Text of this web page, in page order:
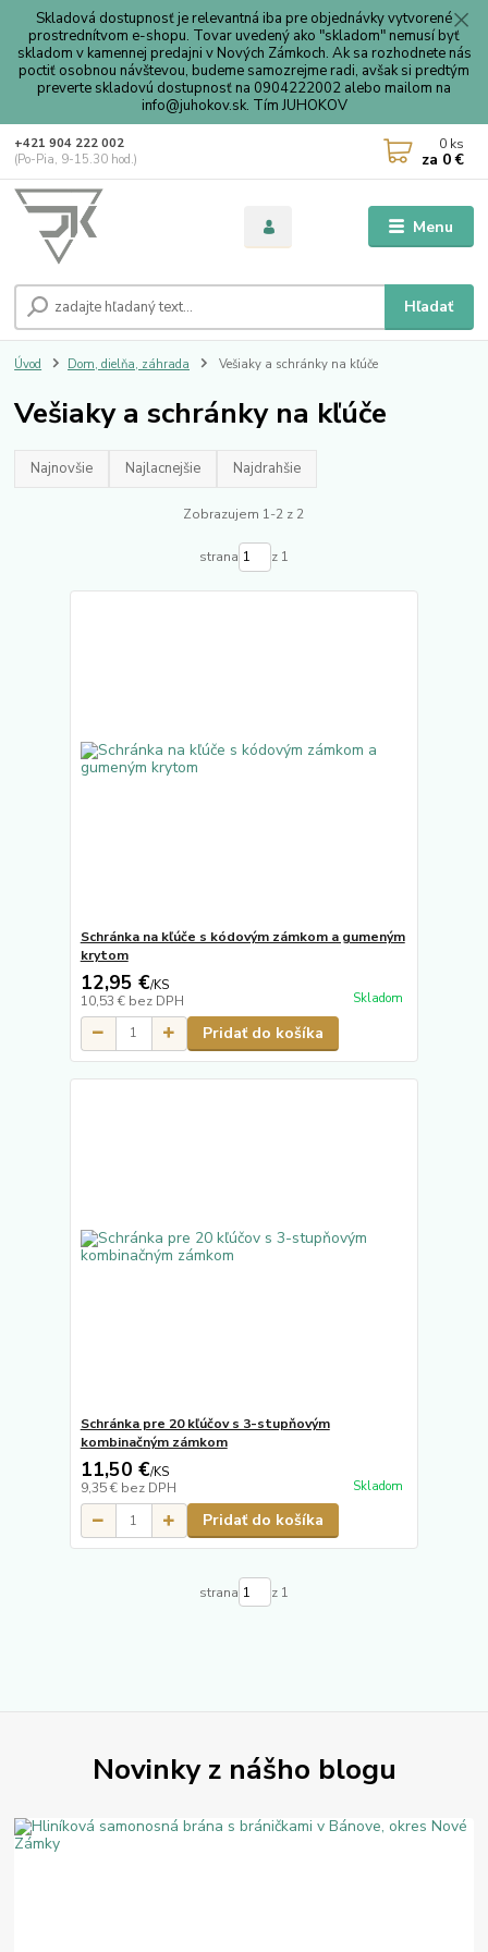
Skladová dostupnosť je relevantná iba pre objednávky vytvorené
prostrednítvom e-shopu. Tovar uvedený ako "skladom" nemusí byť
skladom v kamennej predajni v Nových Zámkoch. Ak sa rozhodnete nás
poctiť osobnou návštevou, budeme samozrejme radi, avšak si predtým
preverte skladovú dostupnosť na 0904222002 alebo mailom na
info@juhokov.sk. Tím JUHOKOV
Menu
Hľadať
+421 904 222 002
(Po-Pia, 9-15.30 hod.)
0 ks
za 0 €
Úvod Dom, dielňa, záhrada Vešiaky a schránky na kľúče
Vešiaky a schránky na kľúče
Najnovšie Najlacnejšie Najdrahšie
Zobrazujem 1-2 z 2
strana z 1
Schránka na kľúče s kódovým zámkom a gumeným
krytom
12,95 €/KS
10,53 € bez DPH Skladom
Pridať do košíka
Schránka pre 20 kľúčov s 3-stupňovým
kombinačným zámkom
11,50 €/KS
9,35 € bez DPH Skladom
Pridať do košíka
strana z 1
Novinky z nášho blogu